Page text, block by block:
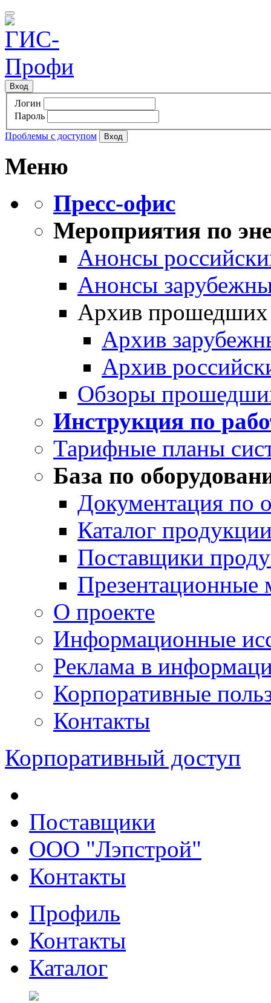
Вход
Логин
Пароль
Проблемы с доступом
Меню
Пресс-офис
Мероприятия по
Анонсы
Анонсы
Архив прошедших
Архив
Архив
Обзоры
Инструкция по
Тарифные планы
База по
Документация по
Каталог
Поставщики
Презентационные
О проекте
Информационные
Реклама в
Корпоративные
Контакты
Корпоративный доступ
Поставщики
ООО "Лэпстрой"
Контакты
Профиль
Контакты
Каталог